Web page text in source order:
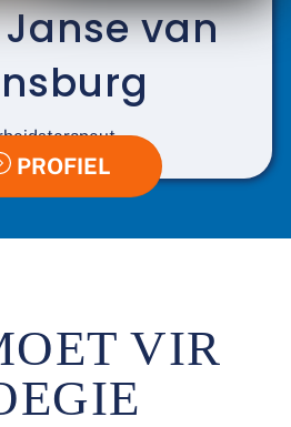
van
PROFIEL
VIR